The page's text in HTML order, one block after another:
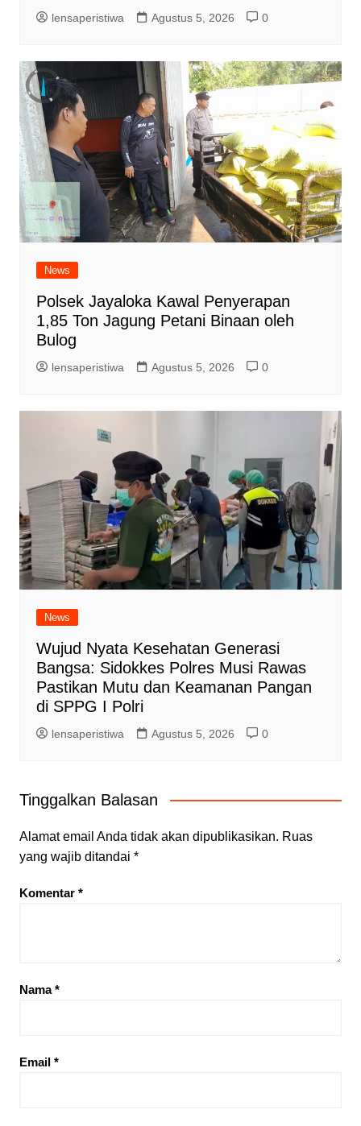
lensaperistiwa Agustus 5, 2026 0
News
Polsek Jayaloka Kawal Penyerapan
1,85 Ton Jagung Petani Binaan oleh
Bulog
lensaperistiwa Agustus 5, 2026 0
News
Wujud Nyata Kesehatan Generasi
Bangsa: Sidokkes Polres Musi Rawas
Pastikan Mutu dan Keamanan Pangan
di SPPG I Polri
lensaperistiwa Agustus 5, 2026 0
Tinggalkan Balasan
Alamat email Anda tidak akan dipublikasikan. Ruas
yang wajib ditandai *
Komentar *
Nama*
Email *